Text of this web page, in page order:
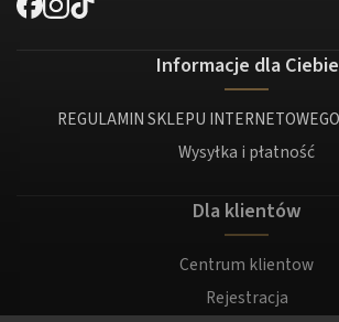
Informacje dla Ciebie
REGULAMIN SKLEPU
Wysyłka i płatność
Dla klientów
Centrum klientow
Rejestracja